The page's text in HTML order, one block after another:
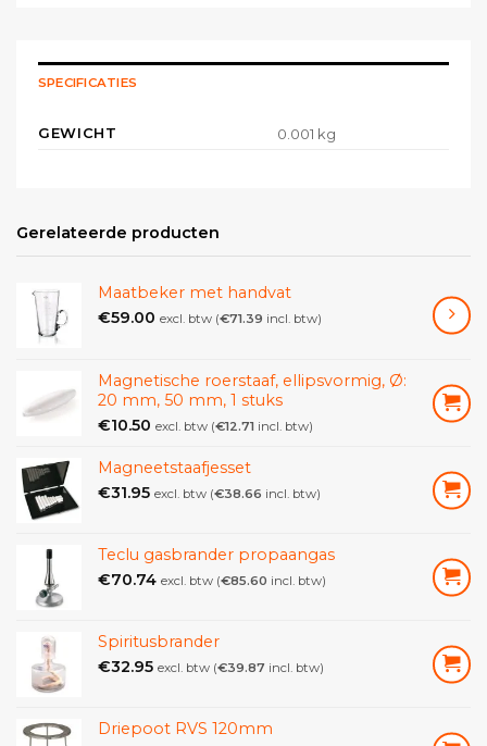
SPECIFICATIES
GEWICHT 0.001 kg
Gerelateerde producten
Maatbeker met handvat
€59.00 excl. btw (€71.39 incl. btw)
Magnetische roerstaaf, ellipsvormig, Ø:
20 mm, 50 mm, 1 stuks
€10.50 excl. btw (€12.71 incl. btw)
Magneetstaafjesset
€31.95 excl. btw (€38.66 incl. btw)
Teclu gasbrander propaangas
€70.74 excl. btw (€85.60 incl. btw)
Spiritusbrander
€32.95 excl. btw (€39.87 incl. btw)
Driepoot RVS 120mm